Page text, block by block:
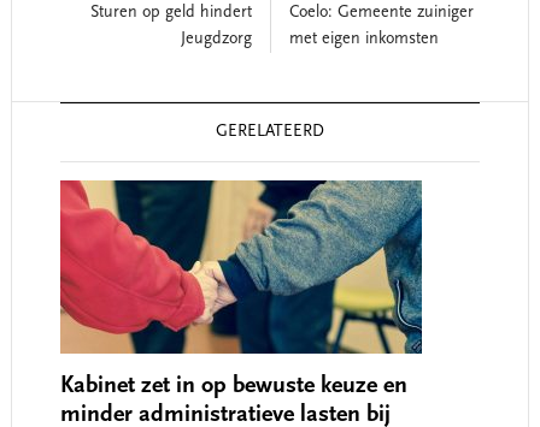
Sturen op geld hindert
Jeugdzorg
Coelo: Gemeente zuiniger
met eigen inkomsten
GERELATEERD
Kabinet zet in op bewuste keuze en
minder administratieve lasten bij